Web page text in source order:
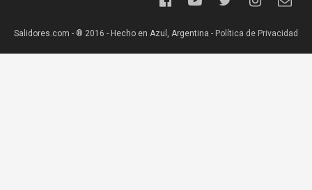
Salidores.com - ® 2016 - Hecho en Azul, Argentina - Política de Privacidad